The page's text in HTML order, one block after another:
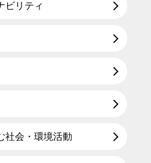
ビリティ
社会・環境活動